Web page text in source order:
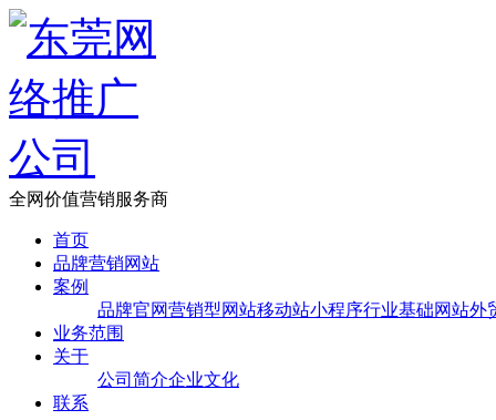
全网价值营销服务商
首页
品牌营销网站
案例
品牌官网营销型网站移动站小程序行业基础网站外
业务范围
关于
公司简介企业文化
联系